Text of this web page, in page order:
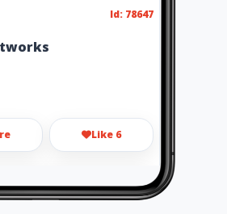
Id: 78647
Like 6